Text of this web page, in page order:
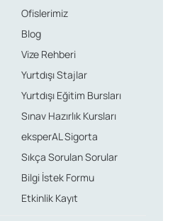
Ofislerimiz
Blog
Vize Rehberi
Yurtdışı Stajlar
Yurtdışı Eğitim Bursları
Sınav Hazırlık Kursları
eksperAL Sigorta
Sıkça Sorulan Sorular
Bilgi İstek Formu
Etkinlik Kayıt